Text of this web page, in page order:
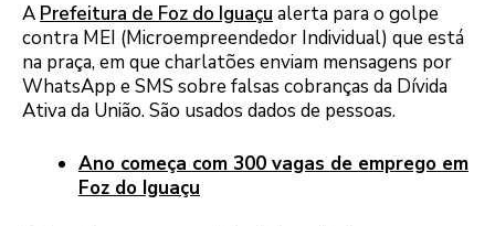
A Prefeitura de Foz do Iguaçu alerta para o golpe
contra MEI (Microempreendedor Individual) que está
na praça, em que charlatões enviam mensagens por
WhatsApp e SMS sobre falsas cobranças da Dívida
Ativa da União. São usados dados de pessoas.
Ano começa com 300 vagas de emprego em
Foz do Iguaçu